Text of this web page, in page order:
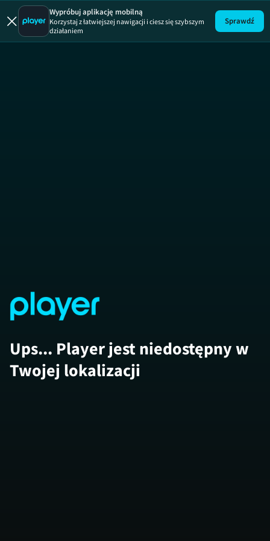
Wypróbuj aplikację mobilną
Korzystaj z łatwiejszej nawigacji i ciesz się szybszym
działaniem
Sprawdź
Ups... Player jest niedostępny w
Twojej lokalizacji